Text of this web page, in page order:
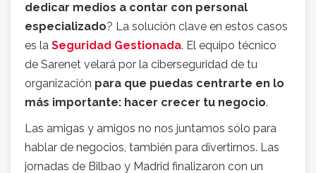
dedicar medios a contar con personal
especializado? La solución clave en estos casos
es la Seguridad Gestionada. El equipo técnico
de Sarenet velará por la ciberseguridad de tu
organización para que puedas centrarte en lo
más importante: hacer crecer tu negocio.
Las amigas y amigos no nos juntamos sólo para
hablar de negocios, también para divertirnos. Las
jornadas de Bilbao y Madrid finalizaron con un